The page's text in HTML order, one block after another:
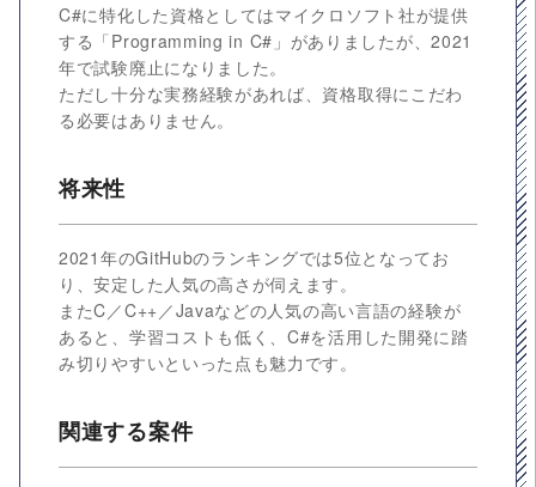
C#に特化した資格としてはマイクロソフト社が提供
する「Programming in C#」がありましたが、2021
年で試験廃止になりました。
ただし十分な実務経験があれば、資格取得にこだわ
る必要はありません。
将来性
2021年のGitHubのランキングでは5位となってお
り、安定した人気の高さが伺えます。
またC／C++／Javaなどの人気の高い言語の経験が
あると、学習コストも低く、C#を活用した開発に踏
み切りやすいといった点も魅力です。
関連する案件